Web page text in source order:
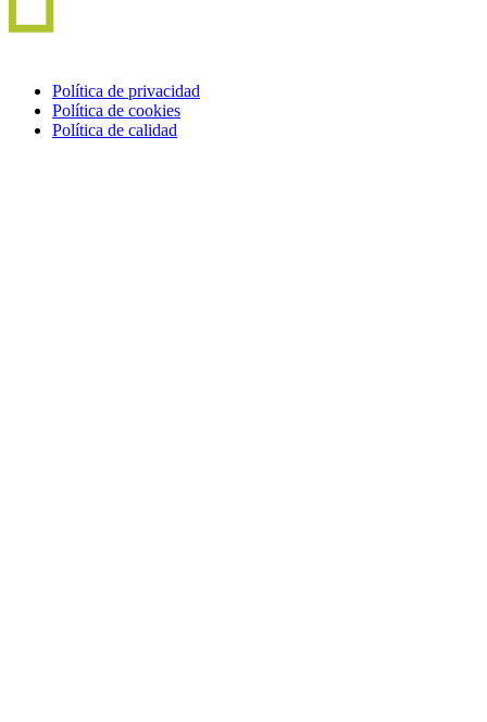
Política de privacidad
Política de cookies
Política de calidad